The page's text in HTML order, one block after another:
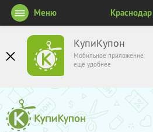
КупиКупон
Мобильное приложение
ещё удобнее
Меню Краснодар